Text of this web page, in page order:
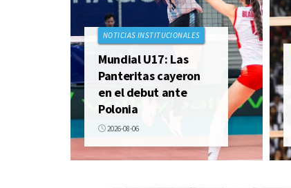
NOTICIAS INSTITUCIONALES
Mundial U17: Las
Panteritas cayeron
en el debut ante
Polonia
2026-08-06